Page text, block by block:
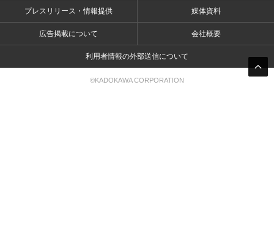
プレスリリース・情報提供 媒体資料
広告掲載について 会社概要
利用者情報の外部送信について
©KADOKAWA CORPORATION